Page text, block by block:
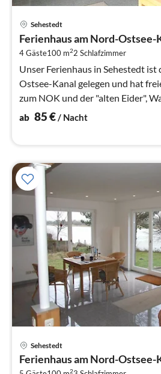
Sehestedt
Ferienhaus am Nord-Ostsee-
4 Gäste100 m22 Schlafzimmer
Unser Ferienhaus in Sehestedt
Ostsee-Kanal gelegen und hat
zum NOK und der "alten Eider",
Anbindung an den Ort Sehestedt.
ab 85€/ Nacht
Sehestedt
Ferienhaus am Nord-Ostsee-
2